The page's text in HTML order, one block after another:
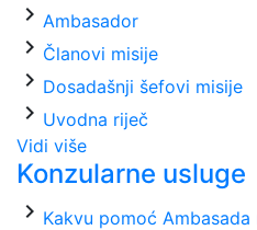
chevron_right Ambasador
chevron_right Članovi misije
chevron_right Dosadašnji šefovi misije
chevron_right Uvodna riječ
Vidi više
Konzularne usluge
chevron_right Kakvu pomoć